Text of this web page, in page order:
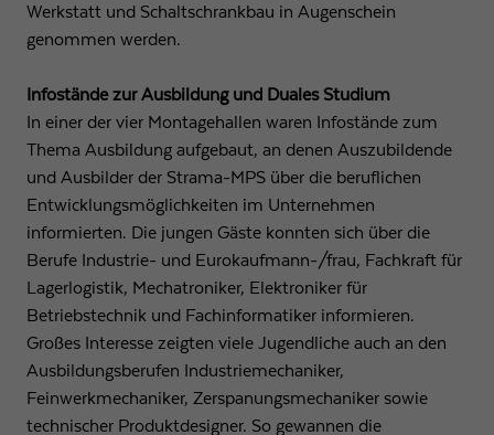
Werkstatt und Schaltschrankbau in Augenschein
genommen werden.
Infostände zur Ausbildung und Duales Studium
In einer der vier Montagehallen waren Infostände zum
Thema Ausbildung aufgebaut, an denen Auszubildende
und Ausbilder der Strama-MPS über die beruflichen
Entwicklungsmöglichkeiten im Unternehmen
informierten. Die jungen Gäste konnten sich über die
Berufe Industrie- und Eurokaufmann-/frau, Fachkraft für
Lagerlogistik, Mechatroniker, Elektroniker für
Betriebstechnik und Fachinformatiker informieren.
Großes Interesse zeigten viele Jugendliche auch an den
Ausbildungsberufen Industriemechaniker,
Feinwerkmechaniker, Zerspanungsmechaniker sowie
technischer Produktdesigner. So gewannen die